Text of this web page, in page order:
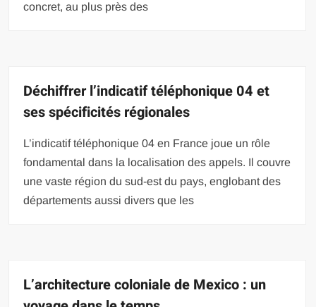
concret, au plus près des
Déchiffrer l’indicatif téléphonique 04 et
ses spécificités régionales
L’indicatif téléphonique 04 en France joue un rôle
fondamental dans la localisation des appels. Il couvre
une vaste région du sud-est du pays, englobant des
départements aussi divers que les
L’architecture coloniale de Mexico : un